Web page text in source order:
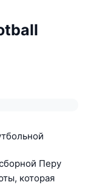
Перу
которая